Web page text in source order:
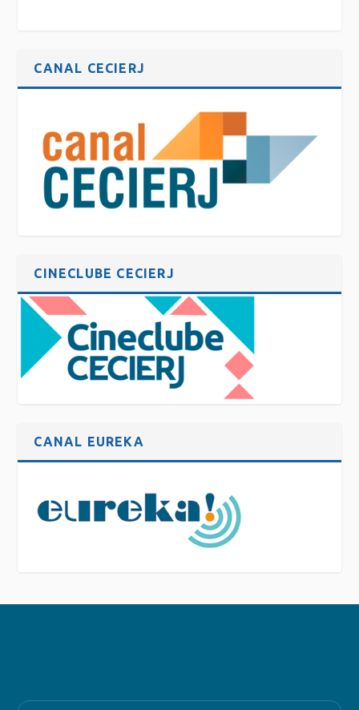
CANAL CECIERJ
CINECLUBE CECIERJ
CANAL EUREKA